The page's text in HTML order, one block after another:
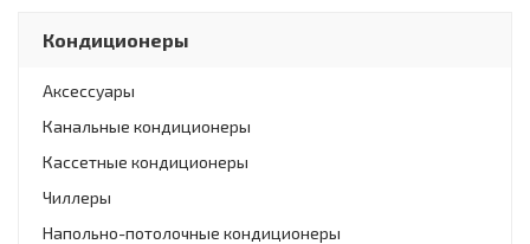
Все категории
Компьютеры и оргтехника
Телевизоры
Климатическая техника
Встраиваемая техника
Климатическая техника
Встраиваемая техника
Крупнобытовая техника
Кондиционеры
Аксессуары
Канальные кондиционеры
Кассетные кондиционеры
Чиллеры
Напольно-потолочные кондиционеры